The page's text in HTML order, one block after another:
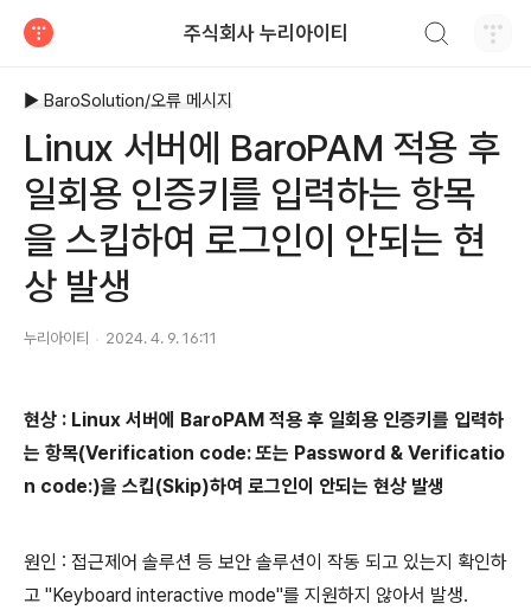
주식회사 누리아이티
▶ BaroSolution/오류 메시지
Linux 서버에 BaroPAM 적용 후
일회용 인증키를 입력하는 항목
을 스킵하여 로그인이 안되는 현
상 발생
누리아이티 2024. 4. 9. 16:11
현상 : Linux 서버에 BaroPAM 적용 후 일회용 인증키를 입력하
는 항목(Verification code: 또는 Password & Verificatio
n code:)을 스킵(Skip)하여 로그인이 안되는 현상 발생
원인 : 접근제어 솔루션 등 보안 솔루션이 작동 되고 있는지 확인하
고 "Keyboard interactive mode"를 지원하지 않아서 발생.